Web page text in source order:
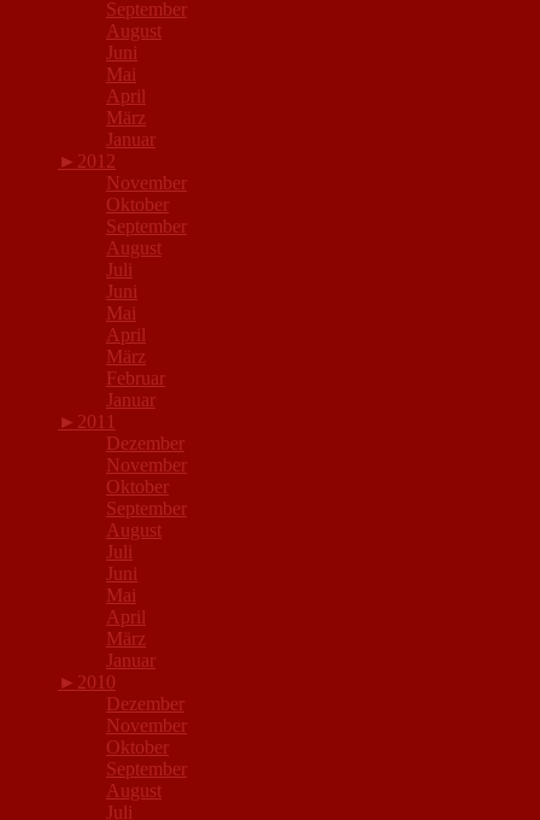
September
August
Juni
Mai
April
März
Januar
► 2012
November
Oktober
September
August
Juli
Juni
Mai
April
März
Februar
Januar
► 2011
Dezember
November
Oktober
September
August
Juli
Juni
Mai
April
März
Januar
► 2010
Dezember
November
Oktober
September
August
Juli